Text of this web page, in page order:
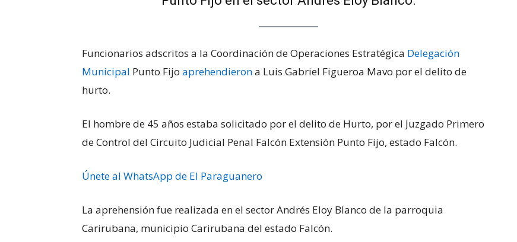
Funcionarios adscritos a la Coordinación de Operaciones Estratégica Delegación
Municipal Punto Fijo aprehendierona Luis Gabriel Figueroa Mavo por el delito de
hurto.
El hombre de 45 años estaba solicitado por el delito de Hurto, por el Juzgado Primero
de Control del Circuito Judicial Penal Falcón Extensión Punto Fijo, estado Falcón.
Únete al WhatsApp de El Paraguanero
La aprehensión fue realizada en el sector Andrés Eloy Blanco de la parroquia
Carirubana, municipio Carirubana del estado Falcón.